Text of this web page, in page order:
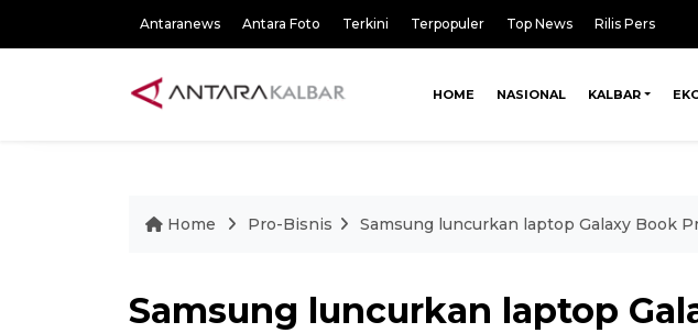
Antaranews Antara Foto Terkini Terpopuler Top News Rilis Pers
HOME NASIONAL KALBAR
Home Pro-Bisnis Samsung luncurkan laptop Galaxy Book
Samsung luncurkan laptop